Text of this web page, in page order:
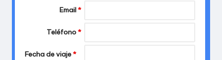
Email*
Teléfono*
Fecha de viaje*